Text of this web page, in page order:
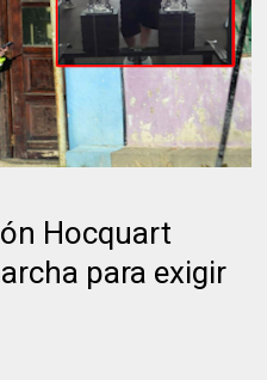
Hocquart
para exigir